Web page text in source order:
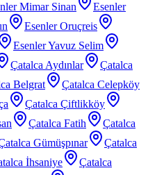
Mimar Sinan
Esenler
Esenler Oruçreis
Esenler Yavuz Selim
Çatalca Aydınlar
Çatalca
Belgrat
Çatalca Celepköy
Çatalca Çiftlikköy
Çatalca Fatih
Çatalca
Gümüşpınar
Çatalca
İhsaniye
Çatalca